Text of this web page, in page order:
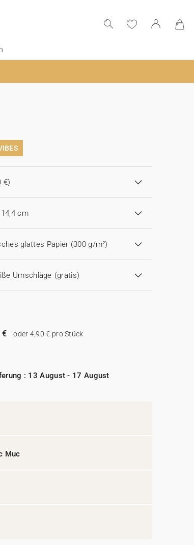
€)
cm
glattes Papier (300 g/m²)
Umschläge (gratis)
€ oder 4,90 € pro Stück
: 13 August - 17 August
Muc